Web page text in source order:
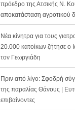
πρόεδρο της Ατσικής Ν.
αποκατάσταση αγροτικού
Νέα κίνητρα για τους
20.000 κατοίκων ζήτησε ο
τον Γεωργιάδη
Πριν από λίγο: Σφοδρή
της παραλίας Θάνους |
επιβαίνοντες